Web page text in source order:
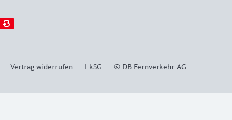
Vertrag widerrufen LkSG © DB Fernverkehr AG